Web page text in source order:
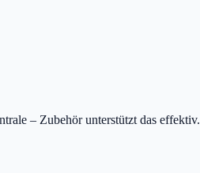
– Zubehör unterstützt das effektiv.